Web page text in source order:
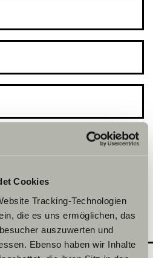
Cookies
Tracking-Technologien
die es uns ermöglichen, das
auszuwerten und
Ebenso haben wir Inhalte